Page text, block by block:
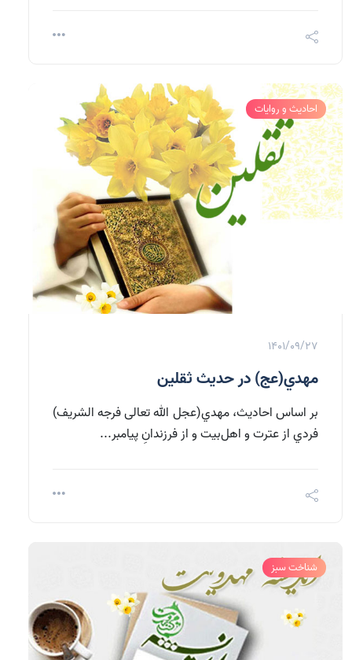
احادیث و روایات
1401/09/27
مهدي(عج) در حديث ثقلين
بر اساس احاديث، مهدي(عجل الله تعالی فرجه الشریف)
فردي از عترت و اهل‌بيت و از فرزندانِ پيامبر...
شناخت سبز